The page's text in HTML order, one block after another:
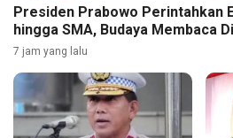
Presiden Prabowo Perintahkan
hingga SMA, Budaya Membaca
7 jam yang lalu